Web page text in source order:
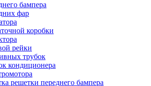
бампера
фар
коробки
рейки
трубок
кондиционера
решетки переднего бампера